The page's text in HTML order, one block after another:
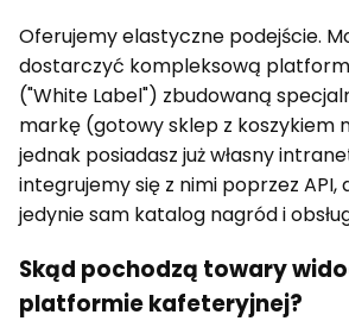
Oferujemy elastyczne podejście.
dostarczyć kompleksową
("White Label") zbudowaną
markę (gotowy sklep z koszykiem
jednak posiadasz już własny
integrujemy się z nimi poprzez
jedynie sam katalog nagród i
Skąd pochodzą towary
platformie kafeteryjnej?